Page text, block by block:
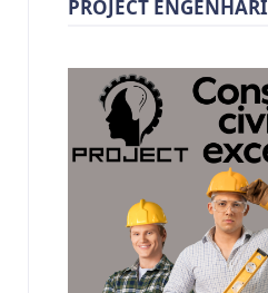
PROJECT